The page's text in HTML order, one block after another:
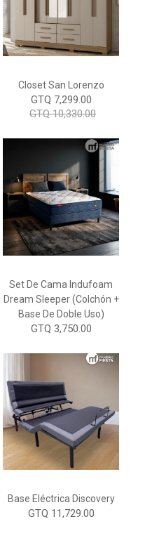
Closet San Lorenzo
GTQ 7,299.00
GTQ 10,330.00
Set De Cama Indufoam
Dream Sleeper (Colchón +
Base De Doble Uso)
GTQ 3,750.00
Base Eléctrica Discovery
GTQ 11,729.00